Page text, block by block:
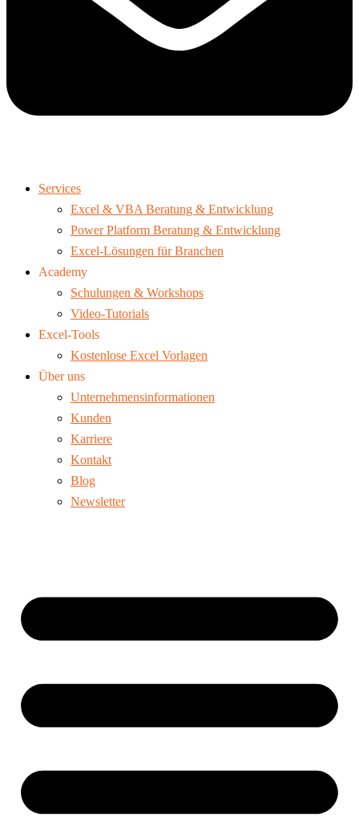
Services
Excel & VBA Beratung & Entwicklung
Power Platform Beratung & Entwicklung
Excel-Lösungen für Branchen
Academy
Schulungen & Workshops
Video-Tutorials
Excel-Tools
Kostenlose Excel Vorlagen
Über uns
Unternehmensinformationen
Kunden
Karriere
Kontakt
Blog
Newsletter